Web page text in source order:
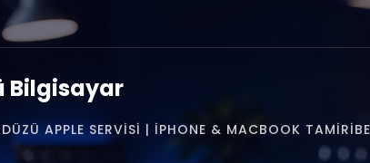
Bilgisayar
APPLE SERVISI | IPHONE & MACBOOK TAMIRI